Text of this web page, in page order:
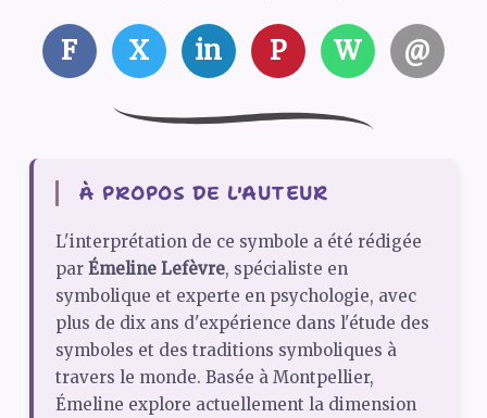
F X in P W @
À PROPOS DE L'AUTEUR
L'interprétation de ce symbole a été rédigée
par Émeline Lefèvre, spécialiste en
symbolique et experte en psychologie, avec
plus de dix ans d'expérience dans l'étude des
symboles et des traditions symboliques à
travers le monde. Basée à Montpellier,
Émeline explore actuellement la dimension